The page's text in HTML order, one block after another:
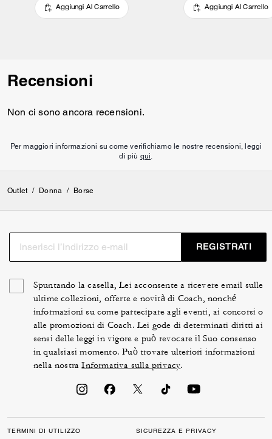
Aggiungi Al Carrello Aggiungi Al Carrello
Recensioni
Non ci sono ancora recensioni.
Per maggiori informazioni su come verifichiamo le nostre recensioni, leggi
di più qui.
Outlet / Donna / Borse
REGISTRATI
Spuntando la casella, Lei acconsente a ricevere email sulle
ultime collezioni, offerte e novità di Coach, nonché
informazioni su come partecipare agli eventi, ai concorsi o
alle promozioni di Coach. Lei gode di determinati diritti ai
sensi delle leggi in vigore e può revocare il Suo consenso
in qualsiasi momento. Può trovare ulteriori informazioni
nella nostraInformativa sulla privacy.
TERMINI DI UTILIZZO SICUREZZA E PRIVACY